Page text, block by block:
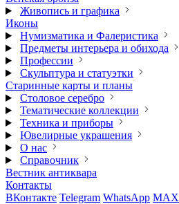
Живопись и графика
Иконы
Нумизматика и Фалеристика
Предметы интерьера и обихода
Профессии
Скульптура и статуэтки
Старинные карты и планы
Столовое серебро
Тематические коллекции
Техника и приборы
Ювелирные украшения
О нас
Справочник
Вестник антиквара
Контакты
ВКонтакте Telegram WhatsApp MAX